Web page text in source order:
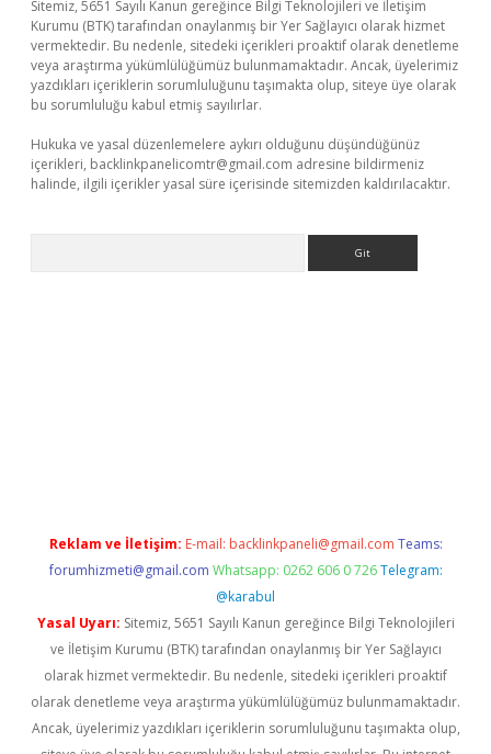
Sitemiz, 5651 Sayılı Kanun gereğince Bilgi Teknolojileri ve İletişim
Kurumu (BTK) tarafından onaylanmış bir Yer Sağlayıcı olarak hizmet
vermektedir. Bu nedenle, sitedeki içerikleri proaktif olarak denetleme
veya araştırma yükümlülüğümüz bulunmamaktadır. Ancak, üyelerimiz
yazdıkları içeriklerin sorumluluğunu taşımakta olup, siteye üye olarak
bu sorumluluğu kabul etmiş sayılırlar.
Hukuka ve yasal düzenlemelere aykırı olduğunu düşündüğünüz
içerikleri, backlinkpanelicomtr@gmail.com adresine bildirmeniz
halinde, ilgili içerikler yasal süre içerisinde sitemizden kaldırılacaktır.
Reklam ve İletişim: E-mail: backlinkpaneli@gmail.com Teams:
forumhizmeti@gmail.com Whatsapp: 0262 606 0 726 Telegram:
@karabul
Yasal Uyarı: Sitemiz, 5651 Sayılı Kanun gereğince Bilgi Teknolojileri
ve İletişim Kurumu (BTK) tarafından onaylanmış bir Yer Sağlayıcı
olarak hizmet vermektedir. Bu nedenle, sitedeki içerikleri proaktif
olarak denetleme veya araştırma yükümlülüğümüz bulunmamaktadır.
Ancak, üyelerimiz yazdıkları içeriklerin sorumluluğunu taşımakta olup,